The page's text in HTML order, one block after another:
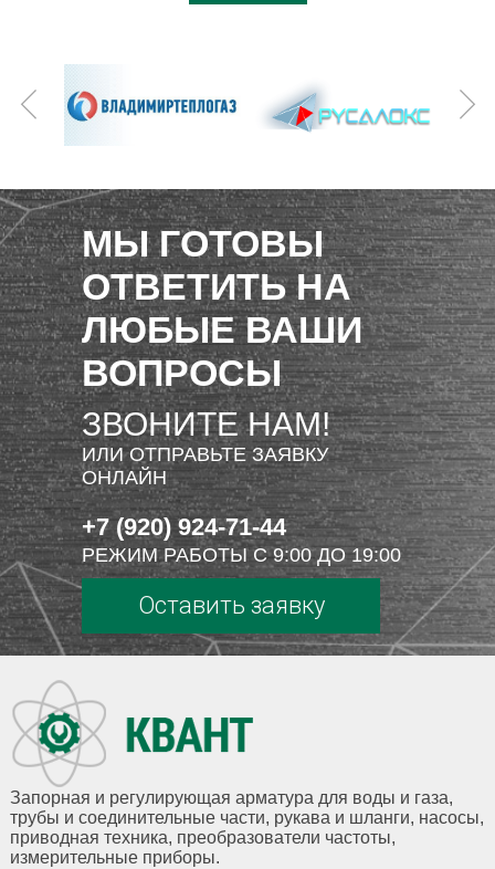
МЫ ГОТОВЫ
ОТВЕТИТЬ НА
ЛЮБЫЕ ВАШИ
ВОПРОСЫ
ЗВОНИТЕ НАМ!
ИЛИ ОТПРАВЬТЕ ЗАЯВКУ
ОНЛАЙН
+7 (920) 924-71-44
РЕЖИМ РАБОТЫ С 9:00 ДО 19:00
Оставить заявку
Запорная и регулирующая арматура для воды и газа,
трубы и соединительные части, рукава и шланги, насосы,
приводная техника, преобразователи частоты,
измерительные приборы.